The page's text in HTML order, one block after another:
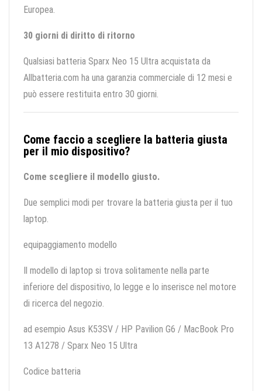
Europea.
30 giorni di diritto di ritorno
Qualsiasi batteria Sparx Neo 15 Ultra acquistata da
Allbatteria.com ha una garanzia commerciale di 12 mesi e
può essere restituita entro 30 giorni.
Come faccio a scegliere la batteria giusta
per il mio dispositivo?
Come scegliere il modello giusto.
Due semplici modi per trovare la batteria giusta per il tuo
laptop.
equipaggiamento modello
Il modello di laptop si trova solitamente nella parte
inferiore del dispositivo, lo legge e lo inserisce nel motore
di ricerca del negozio.
ad esempio Asus K53SV / HP Pavilion G6 / MacBook Pro
13 A1278 / Sparx Neo 15 Ultra
Codice batteria